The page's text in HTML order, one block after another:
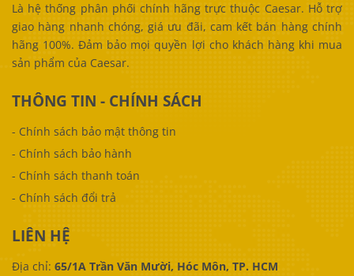
Là hệ thống phân phối chính hãng trực thuộc Caesar. Hỗ trợ
giao hàng nhanh chóng, giá ưu đãi, cam kết bán hàng chính
hãng 100%. Đảm bảo mọi quyền lợi cho khách hàng khi mua
sản phẩm của Caesar.
THÔNG TIN - CHÍNH SÁCH
- Chính sách bảo mật thông tin
- Chính sách bảo hành
- Chính sách thanh toán
- Chính sách đổi trả
LIÊN HỆ
Địa chỉ: 65/1A Trần Văn Mười, Hóc Môn, TP. HCM